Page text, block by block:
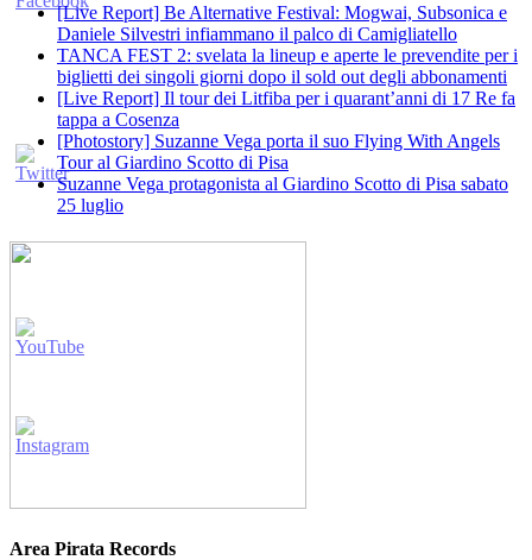
[Live Report] Be Alternative Festival: Mogwai, Subsonica e
Daniele Silvestri infiammano il palco di Camigliatello
TANCA FEST 2: svelata la lineup e aperte le prevendite per i
biglietti dei singoli giorni dopo il sold out degli abbonamenti
[Live Report] Il tour dei Litfiba per i quarant’anni di 17 Re fa
tappa a Cosenza
[Photostory] Suzanne Vega porta il suo Flying With Angels
Tour al Giardino Scotto di Pisa
Suzanne Vega protagonista al Giardino Scotto di Pisa sabato
25 luglio
Area Pirata Records